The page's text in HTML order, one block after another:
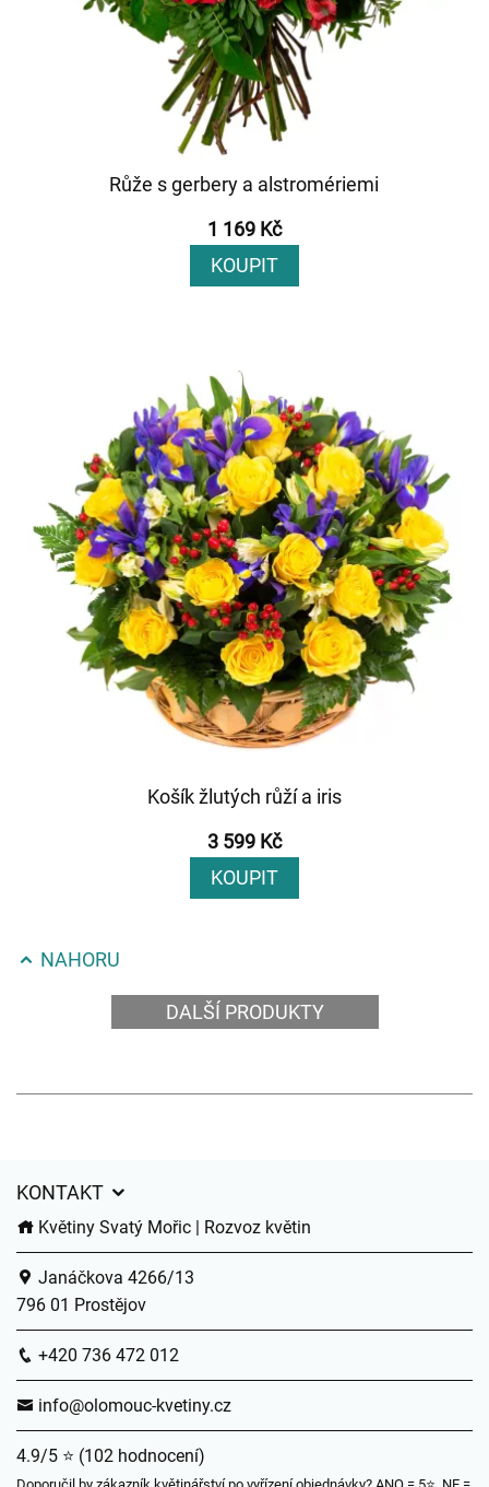
Růže s gerbery a alstromériemi
1 169 Kč
KOUPIT
Košík žlutých růží a iris
3 599 Kč
KOUPIT
NAHORU
DALŠÍ PRODUKTY
KONTAKT
Květiny Svatý Mořic | Rozvoz květin
Janáčkova 4266/13
796 01 Prostějov
+420 736 472 012
info@olomouc-kvetiny.cz
4.9/5 ⭐ (102 hodnocení)